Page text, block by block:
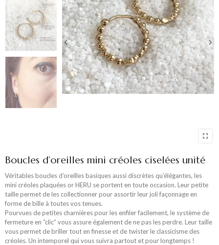
Boucles d’oreilles mini créoles ciselées unité
Véritables boucles d’oreilles basiques aussi discrètes qu’élégantes, les
mini créoles plaquées or HERU se portent en toute occasion. Leur petite
taille permet de les collectionner pour assortir leur joli façonnage en
forme de bille à toutes vos tenues.
Pourvues de petites charnières pour les enfiler facilement, le système de
fermeture en “clic” vous assure également de ne pas les perdre. Leur taille
vous permet de briller tout en finesse et de twister le classicisme des
créoles. Un intemporel qui vous suivra partout et pour longtemps !